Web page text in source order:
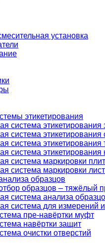
установка
этикетирования
система этикетирования
система этикетирования
система этикетирования
система этикетирования
система маркировки плит
система маркировки
образцов
образцов – тяжёлый
система анализа
система для измерений
пре-навёртки муфт
навёртки защит
очистки отверстий